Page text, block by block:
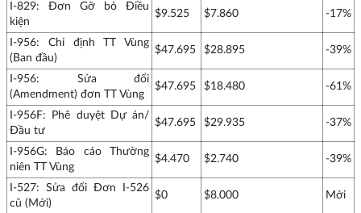
I-829: Đơn Gỡ bỏ Điều
kiện
$9.525 $7.860 -17%
I-956: Chỉ định TT Vùng
(Ban đầu)
$47.695 $28.895 -39%
I-956: Sửa đổi
(Amendment) đơn TT Vùng
$47.695 $18.480 -61%
I-956F: Phê duyệt Dự án/
Đầu tư
$47.695 $29.935 -37%
I-956G: Báo cáo Thường
niên TT Vùng
$4.470 $2.740 -39%
I-527: Sửa đổi Đơn I-526
cũ (Mới)
$0 $8.000 Mới